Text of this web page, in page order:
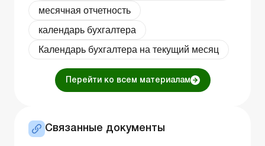
месячная отчетность
календарь бухгалтера
Календарь бухгалтера на текущий месяц
Перейти ко всем материалам
Связанные документы